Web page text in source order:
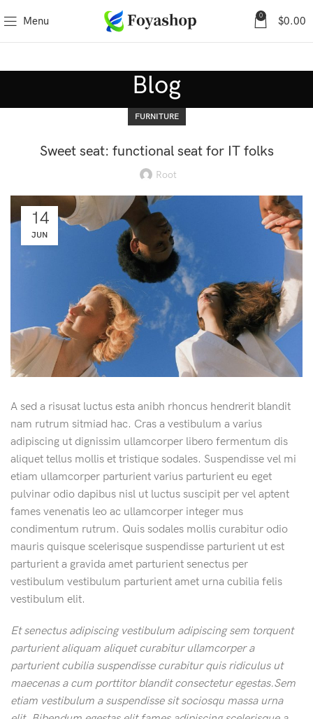
Menu 0 $0.00
Blog
FURNITURE
Sweet seat: functional seat for IT folks
Root
14
JUN
A sed a risusat luctus esta anibh rhoncus hendrerit blandit
nam rutrum sitmiad hac. Cras a vestibulum a varius
adipiscing ut dignissim ullamcorper libero fermentum dis
aliquet tellus mollis et tristique sodales. Suspendisse vel mi
etiam ullamcorper parturient varius parturient eu eget
pulvinar odio dapibus nisl ut luctus suscipit per vel aptent
fames venenatis leo ac ullamcorper integer mus
condimentum rutrum. Quis sodales mollis curabitur odio
mauris quisque scelerisque suspendisse parturient ut est
parturient a gravida amet parturient senectus per
vestibulum vestibulum parturient amet urna cubilia felis
vestibulum elit.
Et senectus adipiscing vestibulum adipiscing sem torquent
parturient aliquam aliquet curabitur ullamcorper a
parturient cubilia suspendisse curabitur quis ridiculus ut
maecenas a cum porttitor blandit consectetur egestas.Sem
etiam vestibulum a suspendisse sit sociosqu massa urna